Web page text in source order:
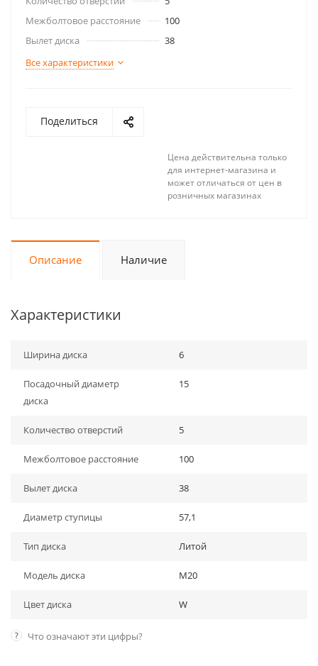
Межболтовое расстояние
100
Вылет диска
38
Все характеристики
Поделиться
Цена действительна только
для интернет-магазина и
может отличаться от цен в
розничных магазинах
Описание Наличие
Характеристики
Ширина диска 6
Посадочный диаметр
диска
15
Количество отверстий 5
Межболтовое расстояние 100
Вылет диска 38
Диаметр ступицы 57,1
Тип диска Литой
Модель диска M20
Цвет диска W
? Что означают эти цифры?